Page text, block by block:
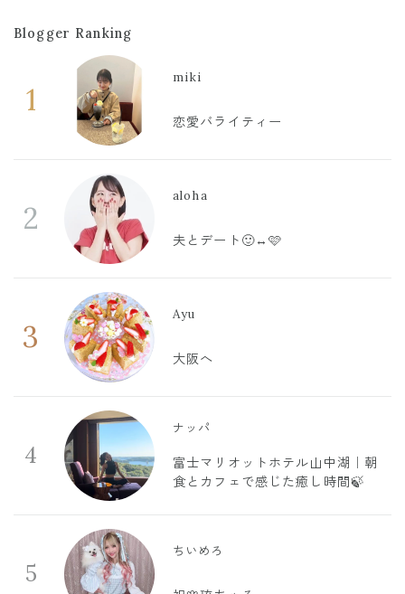
Blogger Ranking
1
miki
恋愛バライティー
2
aloha
夫とデート🙂‍↔️🩷
3
Ayu
大阪へ
4
ナッパ
富士マリオットホテル山中湖｜朝
食とカフェで感じた癒し時間🍃
5
ちいめろ